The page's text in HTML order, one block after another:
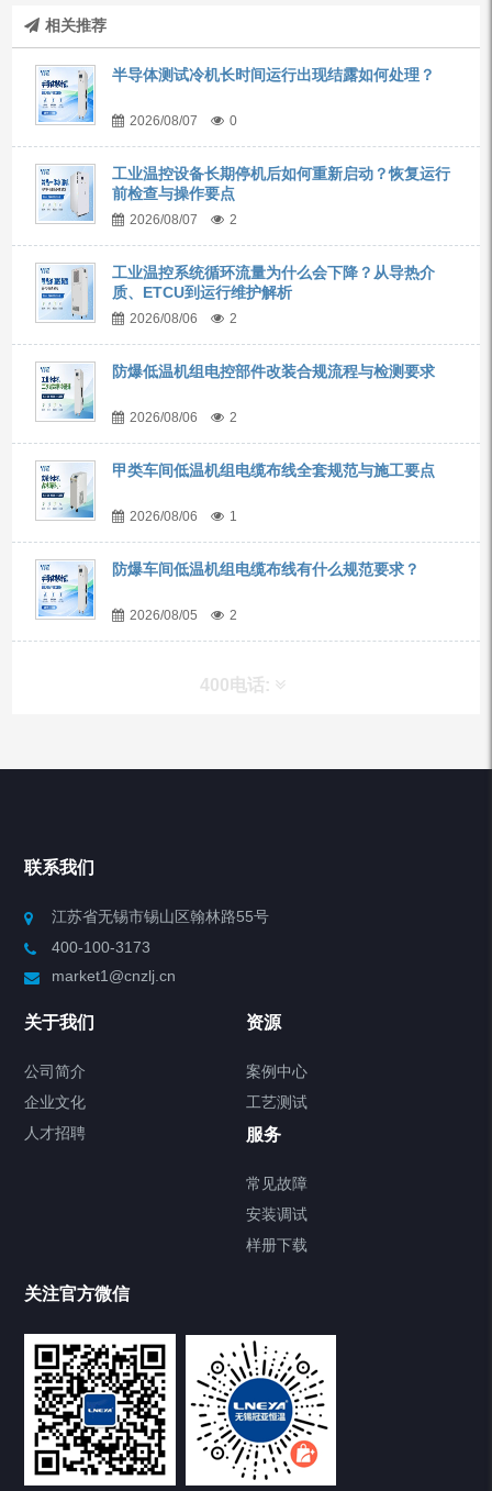
相关推荐
半导体测试冷机长时间运行出现结露如何处理？
2026/08/07 0
工业温控设备长期停机后如何重新启动？恢复运行
前检查与操作要点
2026/08/07 2
工业温控系统循环流量为什么会下降？从导热介
质、ETCU到运行维护解析
2026/08/06 2
防爆低温机组电控部件改装合规流程与检测要求
2026/08/06 2
甲类车间低温机组电缆布线全套规范与施工要点
2026/08/06 1
防爆车间低温机组电缆布线有什么规范要求？
2026/08/05 2
400电话:
产品分类
制冷加热动态控温系统
Chiller气体控温系统
Chamber试验箱
TCU温度控制单元
VOCs冷凝回收装置
联系我们
江苏省无锡市锡山区翰林路55号
400-100-3173
market1@cnzlj.cn
关于我们
公司简介
企业文化
人才招聘
资源
案例中心
工艺测试
服务
常见故障
安装调试
样册下载
关注官方微信